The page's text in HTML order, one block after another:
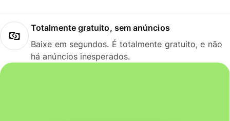
Totalmente gratuito, sem anúncios
Baixe em segundos. É totalmente gratuito, e não
há anúncios inesperados.